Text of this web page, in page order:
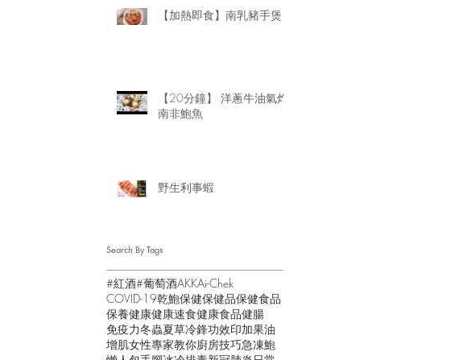
【加熱即食】南乳豬手煲
【20分鐘】 洋蔥牛油氣炸
南非鮑魚
野生利事蝦
Search By Tags
#紅酒#葡萄酒AKKAi-Chek
COVID-19乾鮑保健保健品保健食品
保養健康健康速食健康食品健腸
免疫力冬蟲夏草冷鋒功效印加果油
增肌女性專家教你廚房技巧急凍鮑